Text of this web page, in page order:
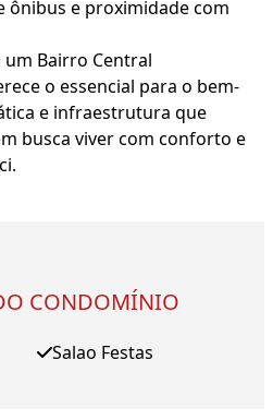
ônibus e proximidade com
um Bairro Central
o essencial para o bem-
e infraestrutura que
busca viver com conforto e
CONDOMÍNIO
Salao Festas